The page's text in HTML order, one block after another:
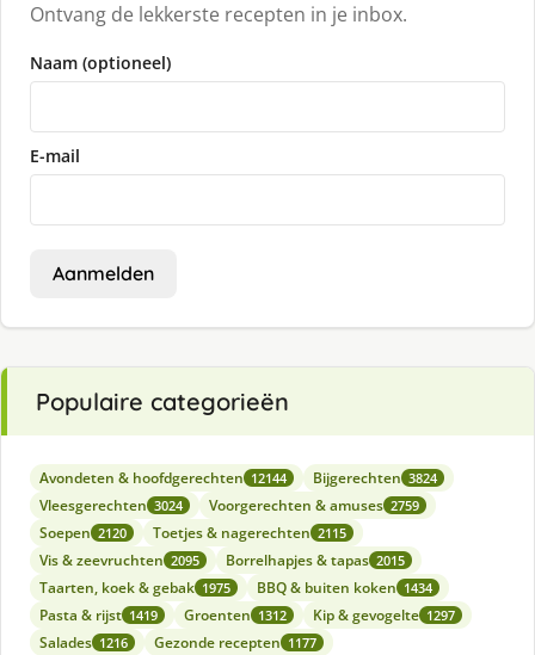
Ontvang de lekkerste recepten in je inbox.
Naam (optioneel)
E-mail
Aanmelden
Populaire categorieën
Avondeten & hoofdgerechten 12144 Bijgerechten 3824
Vleesgerechten 3024 Voorgerechten & amuses 2759
Soepen 2120 Toetjes & nagerechten 2115
Vis & zeevruchten 2095 Borrelhapjes & tapas 2015
Taarten, koek & gebak 1975 BBQ & buiten koken 1434
Pasta & rijst 1419 Groenten 1312 Kip & gevogelte 1297
Salades 1216 Gezonde recepten 1177